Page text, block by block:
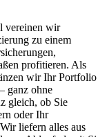
vereinen wir
zu einem
profitieren. Als
wir Ihr Portfolio
ganz ohne
gleich, ob Sie
oder Ihr
liefern alles aus